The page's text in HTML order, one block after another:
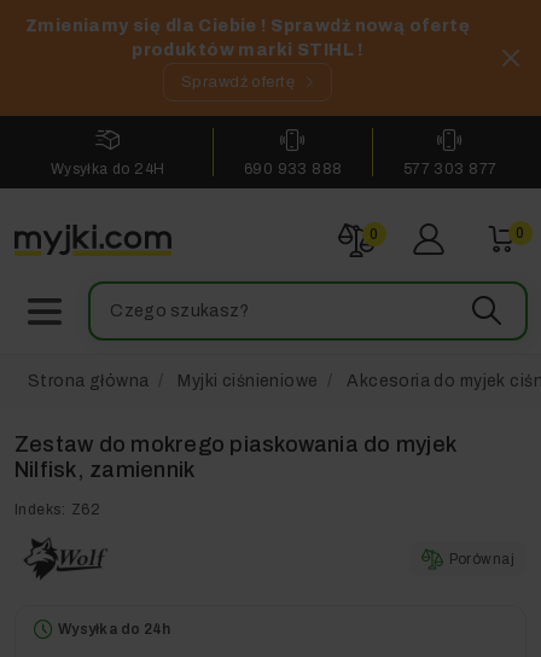
Zmieniamy się dla Ciebie ! Sprawdź nową ofertę
produktów marki STIHL !
Sprawdź ofertę
Wysyłka do 24H 690 933 888 577 303 877
0 0
Strona główna Myjki ciśnieniowe Akcesoria do myjek
Zestaw do mokrego piaskowania do myjek
Nilfisk, zamiennik
Indeks: Z62
Porównaj
Wysyłka do 24h